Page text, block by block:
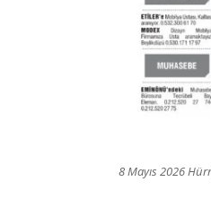
8 Mayıs 2026